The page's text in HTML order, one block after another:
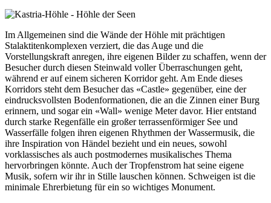
Im Allgemeinen sind die Wände der Höhle mit prächtigen
Stalaktitenkomplexen verziert, die das Auge und die
Vorstellungskraft anregen, ihre eigenen Bilder zu schaffen, wenn der
Besucher durch diesen Steinwald voller Überraschungen geht,
während er auf einem sicheren Korridor geht. Am Ende dieses
Korridors steht dem Besucher das «Castle» gegenüber, eine der
eindrucksvollsten Bodenformationen, die an die Zinnen einer Burg
erinnern, und sogar ein «Wall» wenige Meter davor. Hier entstand
durch starke Regenfälle ein großer terrassenförmiger See und
Wasserfälle folgen ihren eigenen Rhythmen der Wassermusik, die
ihre Inspiration von Händel bezieht und ein neues, sowohl
vorklassisches als auch postmodernes musikalisches Thema
hervorbringen könnte. Auch der Tropfenstrom hat seine eigene
Musik, sofern wir ihr in Stille lauschen können. Schweigen ist die
minimale Ehrerbietung für ein so wichtiges Monument.